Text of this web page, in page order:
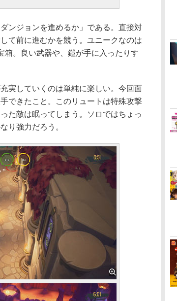
ンジョンを進めるか」である。直接対
て前に進むかを競う。ユニークなのは
箱。良い武器や、鎧が手に入ったりす
実していくのは単純に楽しい。今回面
できたこと。このリュートは特殊攻撃
た敵は眠ってしまう。ソロではちょっ
り強力だろう。